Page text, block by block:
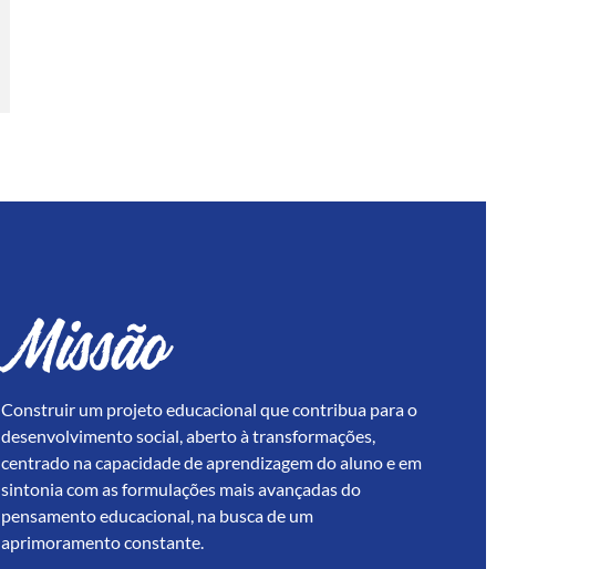
Missão
Construir um projeto educacional que contribua para o
desenvolvimento social, aberto à transformações,
centrado na capacidade de aprendizagem do aluno e em
sintonia com as formulações mais avançadas do
pensamento educacional, na busca de um
aprimoramento constante.